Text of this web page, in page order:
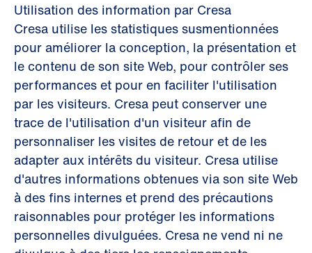
Utilisation des information par Cresa
Cresa utilise les statistiques susmentionnées
pour améliorer la conception, la présentation et
le contenu de son site Web, pour contrôler ses
performances et pour en faciliter l'utilisation
par les visiteurs. Cresa peut conserver une
trace de l'utilisation d'un visiteur afin de
personnaliser les visites de retour et de les
adapter aux intérêts du visiteur. Cresa utilise
d'autres informations obtenues via son site Web
à des fins internes et prend des précautions
raisonnables pour protéger les informations
personnelles divulguées. Cresa ne vend ni ne